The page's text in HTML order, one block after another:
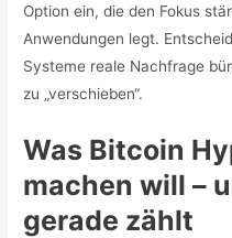
Option ein, die den Fokus
Anwendungen legt.
Systeme reale Nachfrage
zu „verschieben“.
Was Bitcoin
machen will –
gerade zählt